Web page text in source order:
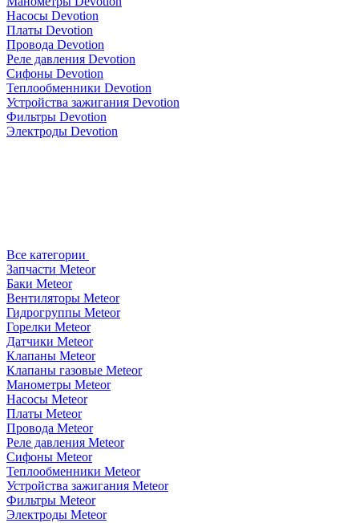
Насосы Devotion
Платы Devotion
Провода Devotion
Реле давления Devotion
Сифоны Devotion
Теплообменники Devotion
Устройства зажигания Devotion
Фильтры Devotion
Электроды Devotion
Все категории
Запчасти Meteor
Баки Meteor
Вентиляторы Meteor
Гидрогруппы Meteor
Горелки Meteor
Датчики Meteor
Клапаны Meteor
Клапаны газовые Meteor
Манометры Meteor
Насосы Meteor
Платы Meteor
Провода Meteor
Реле давления Meteor
Сифоны Meteor
Теплообменники Meteor
Устройства зажигания Meteor
Фильтры Meteor
Электроды Meteor